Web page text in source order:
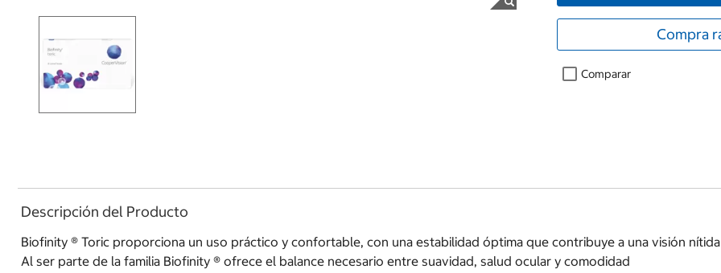
Compra
Comparar
Descripción del Producto
Biofinity ® Toric proporciona un uso práctico y confortable, con una estabilidad óptima que contribuye a una visión
Al ser parte de la familia Biofinity ® ofrece el balance necesario entre suavidad, salud ocular y comodidad